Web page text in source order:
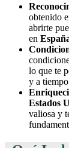
obtenido
abrirte
en
lo que te
y a
Estados
valiosa y